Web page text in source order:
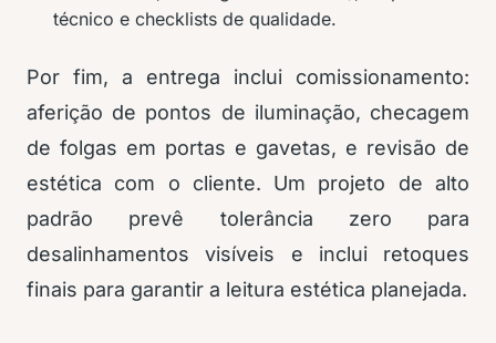
técnico e checklists de qualidade.
Por fim, a entrega inclui comissionamento:
aferição de pontos de iluminação, checagem
de folgas em portas e gavetas, e revisão de
estética com o cliente. Um projeto de alto
padrão prevê tolerância zero para
desalinhamentos visíveis e inclui retoques
finais para garantir a leitura estética planejada.